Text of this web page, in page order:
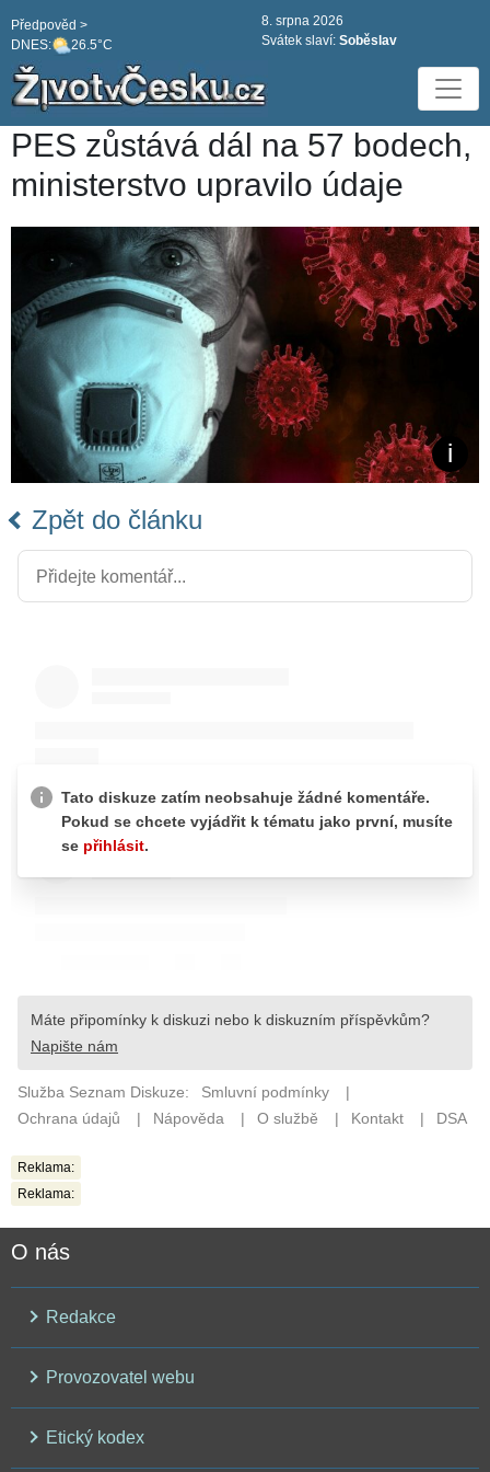
DNES: 26.5°C
Předpověd >
8. srpna 2026
Svátek slaví: Soběslav
PES zůstává dál na 57 bodech,
ministerstvo upravilo údaje
Zpět do článku
Reklama:
Reklama:
O nás
Redakce
Provozovatel webu
Etický kodex